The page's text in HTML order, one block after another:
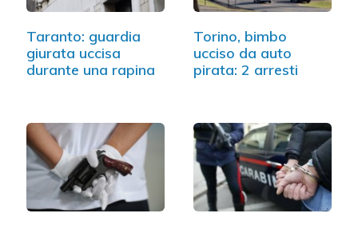
Taranto: guardia
giurata uccisa
durante una rapina
Torino, bimbo
ucciso da auto
pirata: 2 arresti